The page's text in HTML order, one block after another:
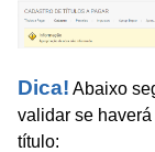
Dica! Abaixo
validar se
título: